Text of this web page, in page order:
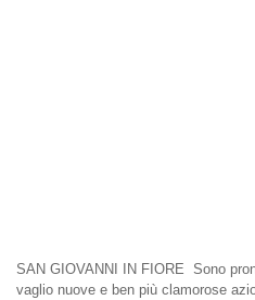
SAN GIOVANNI IN FIORE  Sono
vaglio nuove e ben più clamorose